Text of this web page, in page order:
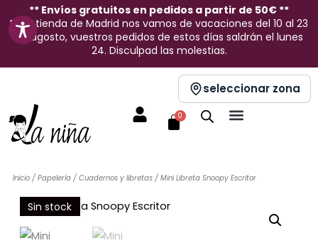
contenido
** Envíos gratuitos en pedidos a partir de 50€ **
En la tienda de Madrid nos vamos de vacaciones del 10 al 23
de agosto, vuestros pedidos de estos días saldrán el lunes
24. Disculpad las molestias.
seleccionar zona
0
Carrito
Inicio/ Papelería/ Cuadernos y libretas/ Mini Libreta Snoopy Escritor
Sin stock